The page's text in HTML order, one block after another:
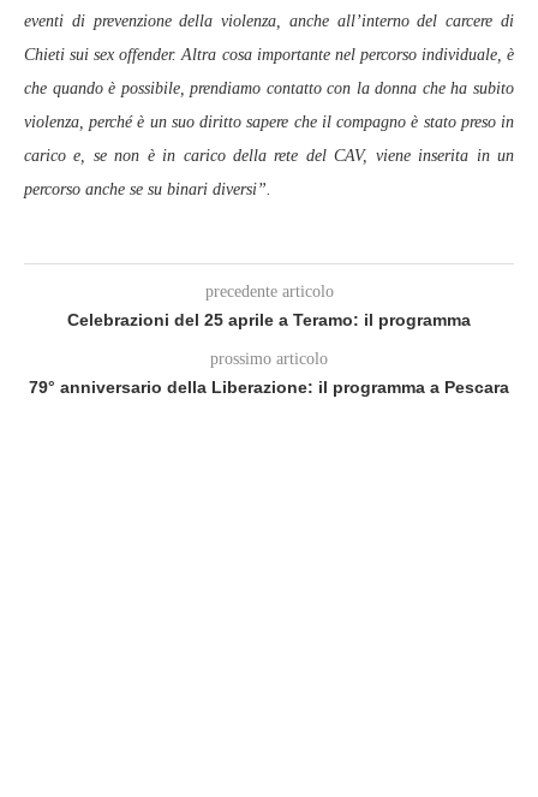
eventi di prevenzione della violenza, anche all’interno del carcere di
Chieti sui sex offender. Altra cosa importante nel percorso individuale, è
che quando è possibile, prendiamo contatto con la donna che ha subito
violenza, perché è un suo diritto sapere che il compagno è stato preso in
carico e, se non è in carico della rete del CAV, viene inserita in un
percorso anche se su binari diversi”.
precedente articolo
Celebrazioni del 25 aprile a Teramo: il programma
prossimo articolo
79° anniversario della Liberazione: il programma a Pescara